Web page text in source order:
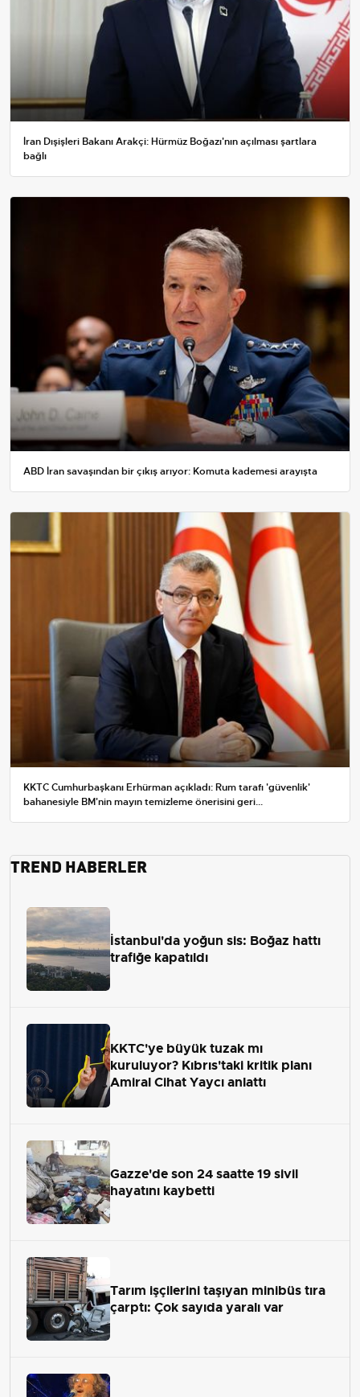
İran Dışişleri Bakanı Arakçi: Hürmüz Boğazı'nın açılması şartlara
bağlı
ABD İran savaşından bir çıkış arıyor: Komuta kademesi arayışta
KKTC Cumhurbaşkanı Erhürman açıkladı: Rum tarafı 'güvenlik'
bahanesiyle BM'nin mayın temizleme önerisini geri...
TREND HABERLER
İstanbul'da yoğun sis: Boğaz hattı
trafiğe kapatıldı
KKTC'ye büyük tuzak mı
kuruluyor? Kıbrıs'taki kritik planı
Amiral Cihat Yaycı anlattı
Gazze'de son 24 saatte 19 sivil
hayatını kaybetti
Tarım işçilerini taşıyan minibüs tıra
çarptı: Çok sayıda yaralı var